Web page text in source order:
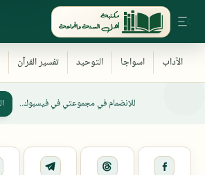
للإنضمام في مجموعتي في فيسبوك..